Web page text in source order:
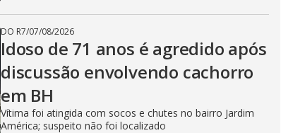
DO R7/07/08/2026
Idoso de 71 anos é agredido após
discussão envolvendo cachorro
em BH
Vítima foi atingida com socos e chutes no bairro Jardim
América; suspeito não foi localizado